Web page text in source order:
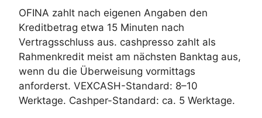
OFINA zahlt nach eigenen Angaben den
Kreditbetrag etwa 15 Minuten nach
Vertragsschluss aus. cashpresso zahlt als
Rahmenkredit meist am nächsten Banktag aus,
wenn du die Überweisung vormittags
anforderst. VEXCASH-Standard: 8–10
Werktage. Cashper-Standard: ca. 5 Werktage.